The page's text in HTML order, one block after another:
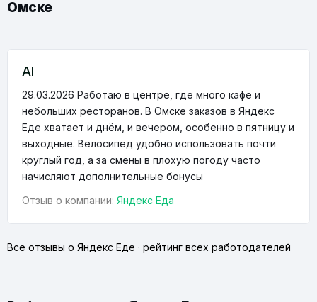
Омске
Al
29.03.2026 Работаю в центре, где много кафе и
небольших ресторанов. В Омске заказов в Яндекс
Еде хватает и днём, и вечером, особенно в пятницу и
выходные. Велосипед удобно использовать почти
круглый год, а за смены в плохую погоду часто
начисляют дополнительные бонусы
Отзыв о компании: Яндекс Еда
Все отзывы о Яндекс Еде · рейтинг всех работодателей